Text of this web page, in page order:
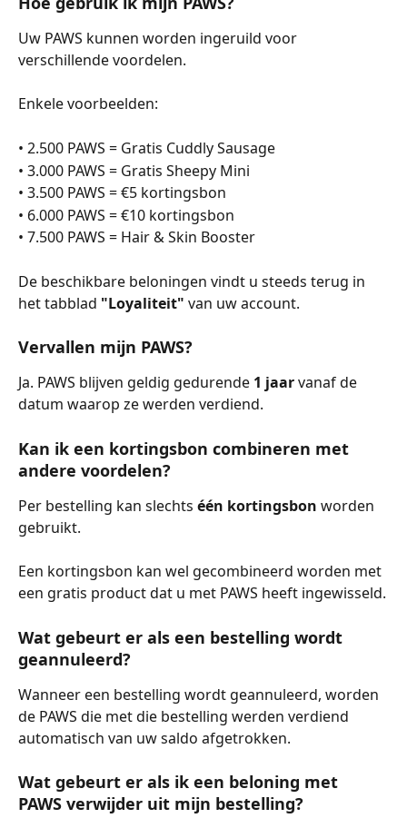
Uw PAWS kunnen worden ingeruild voor
verschillende voordelen.
Enkele voorbeelden:
• 2.500 PAWS = Gratis Cuddly Sausage
• 3.000 PAWS = Gratis Sheepy Mini
• 3.500 PAWS = €5 kortingsbon
• 6.000 PAWS = €10 kortingsbon
• 7.500 PAWS = Hair & Skin Booster
De beschikbare beloningen vindt u steeds terug in
het tabblad "Loyaliteit" van uw account.
Vervallen mijn PAWS?
Ja. PAWS blijven geldig gedurende 1 jaar vanaf de
datum waarop ze werden verdiend.
Kan ik een kortingsbon combineren met
andere voordelen?
Per bestelling kan slechts één kortingsbon worden
gebruikt.
Een kortingsbon kan wel gecombineerd worden met
een gratis product dat u met PAWS heeft ingewisseld.
Wat gebeurt er als een bestelling wordt
geannuleerd?
Wanneer een bestelling wordt geannuleerd, worden
de PAWS die met die bestelling werden verdiend
automatisch van uw saldo afgetrokken.
Wat gebeurt er als ik een beloning met
PAWS verwijder uit mijn bestelling?